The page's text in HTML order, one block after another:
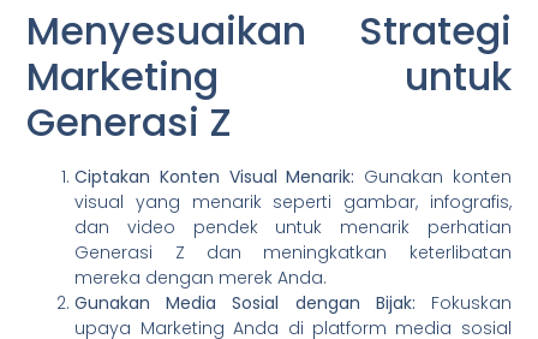
Menyesuaikan Strategi
Marketing untuk
Generasi Z
Ciptakan Konten Visual Menarik: Gunakan konten
visual yang menarik seperti gambar, infografis,
dan video pendek untuk menarik perhatian
Generasi Z dan meningkatkan keterlibatan
mereka dengan merek Anda.
Gunakan Media Sosial dengan Bijak: Fokuskan
upaya Marketing Anda di platform media sosial